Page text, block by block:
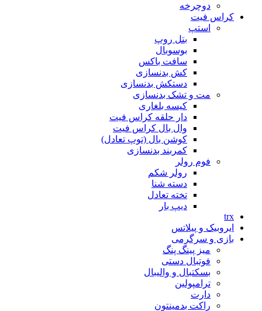
دوچرخه
کراس فیت
استپ
بتل روپ
بوسوبال
سافت باکس
کش بدنسازی
دستکش بدنسازی
مت و تشک بدنسازی
کیسه بلغاری
دار حلقه کراس فیت
وال بال کراس فیت
کوشن بال (توپ تعادل)
کمربند بدنسازی
فوم رولر
رولر شکم
دسته شنا
تخته تعادل
دیپ بار
trx
ایروبیک و پیلاتس
بازی و سرگرمی
میز پینگ پنگ
فوتبال دستی
بسکتبال و والیبال
ترامپولین
دارت
راکت بدمینتون